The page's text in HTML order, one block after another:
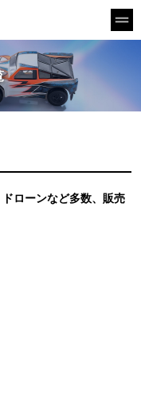
ローンなど多数、販売